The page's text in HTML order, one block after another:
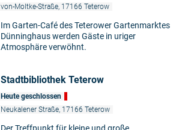
von-Moltke-Straße, 17166 Teterow
Im Garten-Café des Teterower Gartenmarktes
Dünninghaus werden Gäste in uriger
Atmosphäre verwöhnt.
Stadtbibliothek Teterow
Heute geschlossen
Neukalener Straße, 17166 Teterow